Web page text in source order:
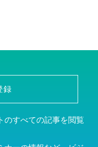
録
のすべての記事を閲覧